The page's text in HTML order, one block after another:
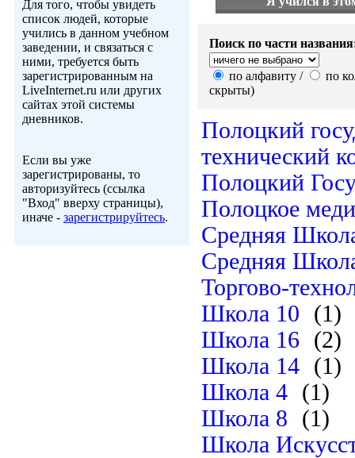
Для того, чтобы увидеть
список людей, которые
учились в данном учебном
заведении, и связаться с
ними, требуется быть
зарегистрированным на
LiveInternet.ru или других
сайтах этой системы
дневников.
Если вы уже
зарегистрированы, то
авторизуйтесь (ссылка
"Вход" вверху страницы),
иначе - зарегистрируйтесь.
Поиск по части
по алфавиту /
по
скрыты)
Полоцкий
технический
Полоцкий
Полоцкое
Средняя
Средняя
Торгово-
Школа 10
(1)
Школа 16
(2)
Школа 14 (1)
Школа 4 (1)
Школа 8
(1)
Школа